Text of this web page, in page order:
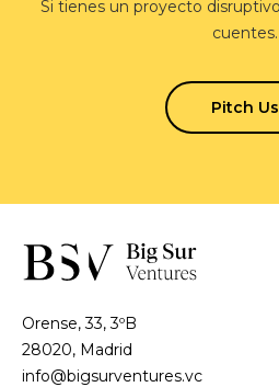
Si tienes un proyecto
cuentes.
Pitch Us
Orense, 33, 3ºB
28020, Madrid
info@bigsurventures.vc